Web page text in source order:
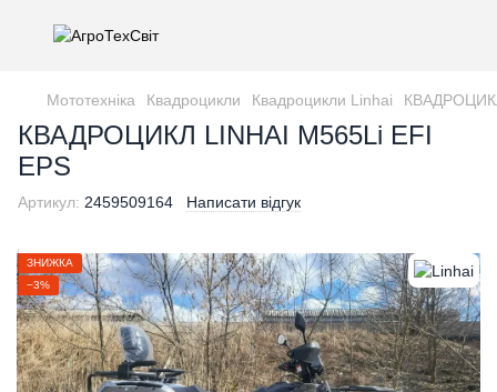
Мототехніка Квадроцикли Квадроцикли Linhai
КВАДРОЦИКЛ LINHAI M565Li EFI
EPS
Артикул: 2459509164 Написати відгук
ЗНИЖКА
−3%